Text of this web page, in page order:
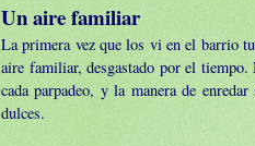
Un aire familiar
La primera vez que los vi en el barrio
aire familiar, desgastado por el
cada parpadeo, y la manera de
dulces.